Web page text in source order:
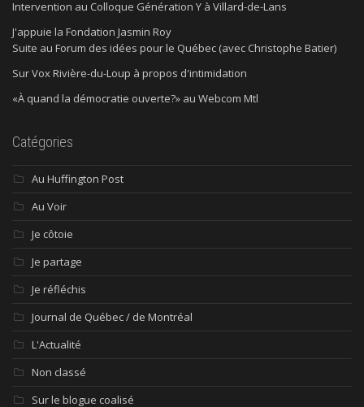
Intervention au Colloque Génération Y à Villard-de-Lans
J'appuie la Fondation Jasmin Roy
Suite au Forum des idées pour le Québec (avec Christophe Batier)
Sur Vox Rivière-du-Loup à propos d'intimidation
«À quand la démocratie ouverte?» au Webcom Mtl
Catégories
Au Huffington Post
Au Voir
Je côtoie
Je partage
Je réfléchis
Journal de Québec / de Montréal
L'Actualité
Non classé
Sur le blogue coalisé